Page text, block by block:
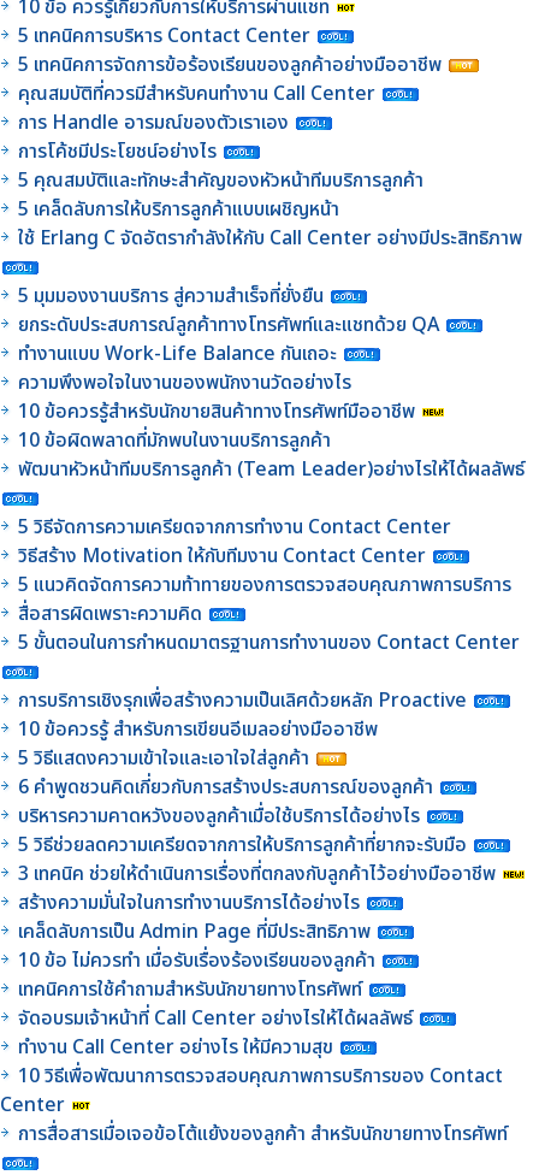
10 ข้อ ควรรู้เกี่ยวกับการให้บริการผ่านแชท
5 เทคนิคการบริหาร Contact Center
5 เทคนิคการจัดการข้อร้องเรียนของลูกค้าอย่างมืออาชีพ
คุณสมบัติที่ควรมีสำหรับคนทำงาน Call Center
การ Handle อารมณ์ของตัวเราเอง
การโค้ชมีประโยชน์อย่างไร
5 คุณสมบัติและทักษะสำคัญของหัวหน้าทีมบริการลูกค้า
5 เคล็ดลับการให้บริการลูกค้าแบบเผชิญหน้า
ใช้ Erlang C จัดอัตรากำลังให้กับ Call Center อย่างมีประสิทธิภาพ
5 มุมมองงานบริการ สู่ความสำเร็จที่ยั่งยืน
ยกระดับประสบการณ์ลูกค้าทางโทรศัพท์และแชทด้วย QA
ทำงานแบบ Work-Life Balance กันเถอะ
ความพึงพอใจในงานของพนักงานวัดอย่างไร
10 ข้อควรรู้สำหรับนักขายสินค้าทางโทรศัพท์มืออาชีพ
10 ข้อผิดพลาดที่มักพบในงานบริการลูกค้า
พัฒนาหัวหน้าทีมบริการลูกค้า (Team Leader)อย่างไรให้ได้ผลลัพธ์
5 วิธีจัดการความเครียดจากการทำงาน Contact Center
วิธีสร้าง Motivation ให้กับทีมงาน Contact Center
5 แนวคิดจัดการความท้าทายของการตรวจสอบคุณภาพการบริการ
สื่อสารผิดเพราะความคิด
5 ขั้นตอนในการกำหนดมาตรฐานการทำงานของ Contact Center
การบริการเชิงรุกเพื่อสร้างความเป็นเลิศด้วยหลัก Proactive
10 ข้อควรรู้ สำหรับการเขียนอีเมลอย่างมืออาชีพ
5 วิธีแสดงความเข้าใจและเอาใจใส่ลูกค้า
6 คำพูดชวนคิดเกี่ยวกับการสร้างประสบการณ์ของลูกค้า
บริหารความคาดหวังของลูกค้าเมื่อใช้บริการได้อย่างไร
5 วิธีช่วยลดความเครียดจากการให้บริการลูกค้าที่ยากจะรับมือ
3 เทคนิค ช่วยให้ดำเนินการเรื่องที่ตกลงกับลูกค้าไว้อย่างมืออาชีพ
สร้างความมั่นใจในการทำงานบริการได้อย่างไร
เคล็ดลับการเป็น Admin Page ที่มีประสิทธิภาพ
10 ข้อ ไม่ควรทำ เมื่อรับเรื่องร้องเรียนของลูกค้า
เทคนิคการใช้คำถามสำหรับนักขายทางโทรศัพท์
จัดอบรมเจ้าหน้าที่ Call Center อย่างไรให้ได้ผลลัพธ์
ทำงาน Call Center อย่างไร ให้มีความสุข
10 วิธีเพื่อพัฒนาการตรวจสอบคุณภาพการบริการของ Contact
Center
การสื่อสารเมื่อเจอข้อโต้แย้งของลูกค้า สำหรับนักขายทางโทรศัพท์